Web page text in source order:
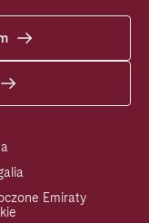
Emiraty